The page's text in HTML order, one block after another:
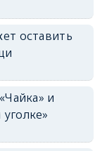
оставить
и